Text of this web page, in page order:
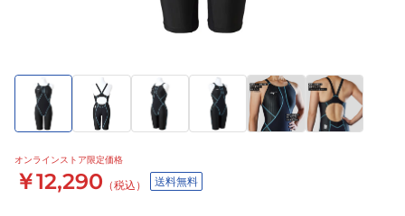
オンラインストア限定価格
￥12,290 （税込） 送料無料